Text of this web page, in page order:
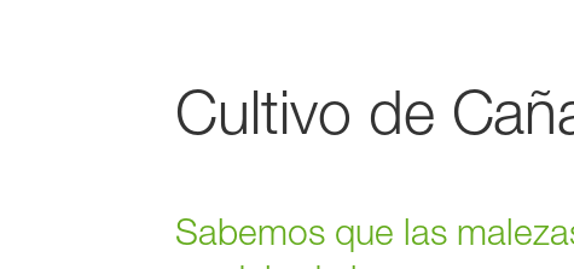
Cultivo de
Sabemos que las